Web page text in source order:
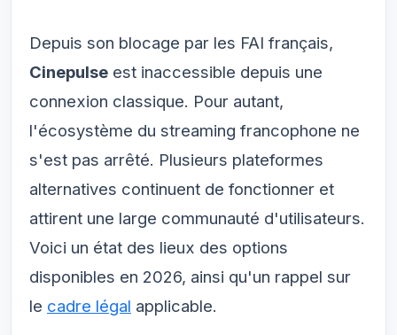
Depuis son blocage par les FAI français,
Cinepulse est inaccessible depuis une
connexion classique. Pour autant,
l'écosystème du streaming francophone ne
s'est pas arrêté. Plusieurs plateformes
alternatives continuent de fonctionner et
attirent une large communauté d'utilisateurs.
Voici un état des lieux des options
disponibles en 2026, ainsi qu'un rappel sur
le cadre légal applicable.